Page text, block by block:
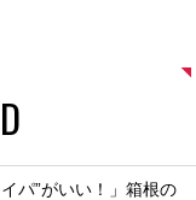
パ”がいい！」箱根の